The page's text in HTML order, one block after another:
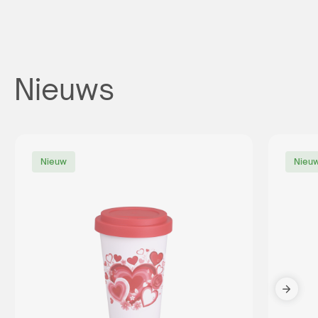
Nieuws
Nieuw